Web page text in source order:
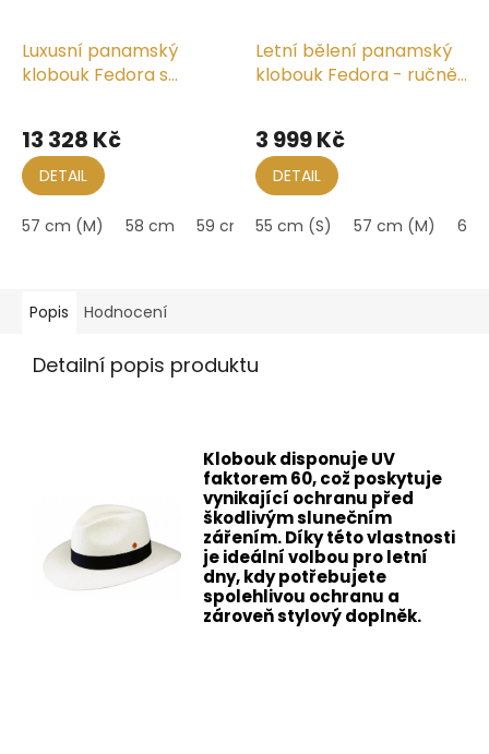
Luxusní panamský
klobouk Fedora s
Gedeon - UV faktor 80
13 328 Kč
DETAIL
57 cm (M) 58 cm 59 cm (L) 60 cm 61 cm (XL)
Letní bělení panamský
klobouk Fedora - ručně
3 999 Kč
DETAIL
55 cm (S) 57 cm (M) 61
Popis Hodnocení
Detailní popis produktu
Klobouk disponuje UV
faktorem 60, což poskytuje
vynikající ochranu před
škodlivým slunečním
zářením. Díky této vlastnosti
je ideální volbou pro letní
dny, kdy potřebujete
spolehlivou ochranu a
zároveň stylový doplněk.